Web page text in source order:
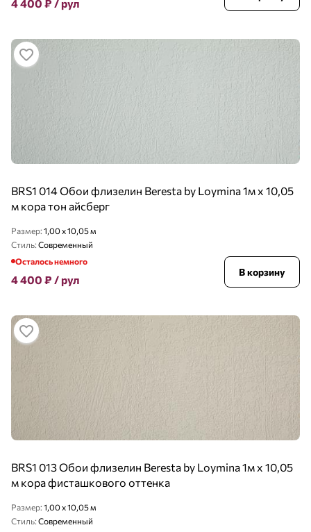
4 400 ₽ / рул
BRS1 014 Обои флизелин Beresta by Loymina 1м х 10,05
м кора тон айсберг
Размер: 1,00 x 10,05 м
Стиль: Современный
Осталось немного
4 400 ₽ / рул
В корзину
BRS1 013 Обои флизелин Beresta by Loymina 1м х 10,05
м кора фисташкового оттенка
Размер: 1,00 x 10,05 м
Стиль: Современный